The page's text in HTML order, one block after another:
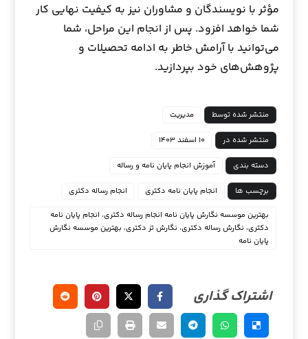
مؤثر با نویسندگان و مشاوران نیز به کیفیت نهایی کار
شما خواهد افزود. پس از انجام این مراحل، شما
می‌توانید با آرامش خاطر به ادامه تحصیلات و
پژوهش‌های خود بپردازید.
منتشر شده توسط مدیریت
منتشر شده در ۱۰ اسفند ۱۴۰۳
دسته بندی آموزش انجام پایان نامه و رساله
برچسب ها انجام پایان نامه دکتری انجام رساله دکتری
بهترین موسسه نگارش پایان نامه انجام رساله دکتری، انجام پایان نامه
دکتری، نگارش رساله دکتری، نگارش تز دکتری، بهترین موسسه نگارش
پایان نامه